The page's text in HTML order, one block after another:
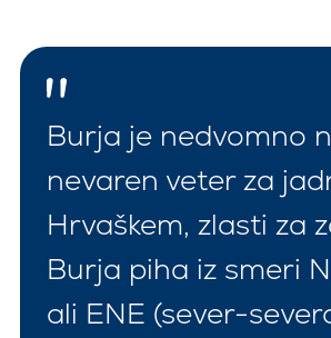
Burja je nedvomno
nevaren veter za
Hrvaškem, zlasti za
Burja piha iz smeri
ali ENE (sever-